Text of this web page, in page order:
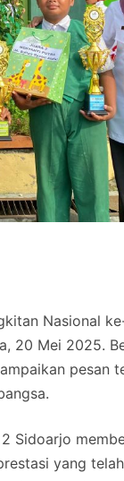
Nasional
20 Mei 2025.
pesan
Sidoarjo
yang